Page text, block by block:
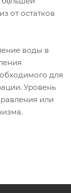
от остатков
воды в
для
Уровень
или